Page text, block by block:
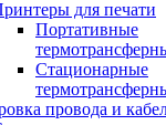
для печати
Портативные
Стационарные
провода и